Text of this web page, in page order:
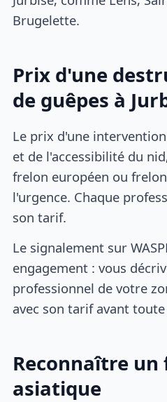
Brugelette.
Prix d'une
de guêpes à
Le prix d'une
et de l'accessibilité du
frelon européen ou
l'urgence. Chaque
son tarif.
Le signalement sur
engagement : vous
professionnel de votre
avec son tarif avant
Reconnaître un
asiatique